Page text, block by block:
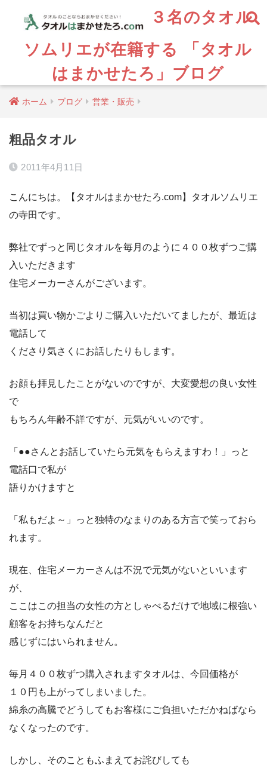
３名のタオル
ソムリエが在籍する 「タオル
はまかせたろ」ブログ
ホーム ブログ 営業・販売
粗品タオル
2011年4月11日
こんにちは。【タオルはまかせたろ.com】タオルソムリエ
の寺田です。
弊社でずっと同じタオルを毎月のように４００枚ずつご購
入いただきます
住宅メーカーさんがございます。
当初は買い物かごよりご購入いただいてましたが、最近は
電話して
くださり気さくにお話したりもします。
お顔も拝見したことがないのですが、大変愛想の良い女性
で
もちろん年齢不詳ですが、元気がいいのです。
「●●さんとお話していたら元気をもらえますわ！」っと
電話口で私が
語りかけますと
「私もだよ～」っと独特のなまりのある方言で笑っておら
れます。
現在、住宅メーカーさんは不況で元気がないといいます
が、
ここはこの担当の女性の方としゃべるだけで地域に根強い
顧客をお持ちなんだと
感じずにはいられません。
毎月４００枚ずつ購入されますタオルは、今回価格が
１０円も上がってしまいました。
綿糸の高騰でどうしてもお客様にご負担いただかねばなら
なくなったのです。
しかし、そのこともふまえてお詫びしても